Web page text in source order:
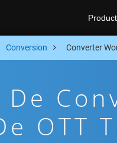
Conversion Converter
OTT